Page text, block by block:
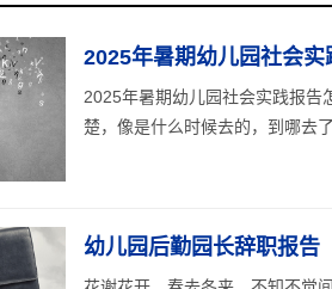
2025年暑期幼儿园社会实
2025年暑期幼儿园社会实践报告
楚，像是什么时候去的，到哪去
幼儿园后勤园长辞职报告